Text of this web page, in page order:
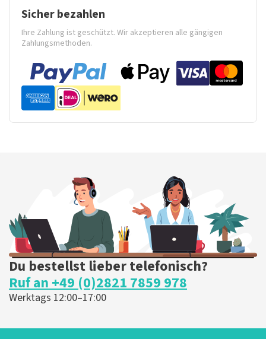
Sicher bezahlen
Ihre Zahlung ist geschützt. Wir akzeptieren alle gängigen
Zahlungsmethoden.
Du bestellst lieber telefonisch?
Ruf an +49 (0)2821 7859 978
Werktags 12:00–17:00